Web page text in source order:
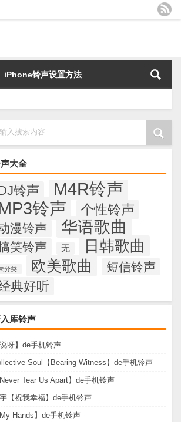
iPhone铃声设置方法
入搜索内容
大全
铃声
M4R铃声
铃声
个性铃声
漫铃声 华语歌曲
笑铃声 无 日韩歌曲
分类 欧美歌曲 短信铃声
典好听
库铃声
说呀】de手机铃声
Soul【Bearing Witness】de手机铃声
Never Tear Us Apart】de手机铃声
【祝我幸福】de手机铃声
My Hands】de手机铃声